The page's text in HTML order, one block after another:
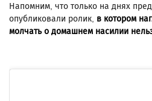
Напомним, что только на днях
опубликовали ролик, в котором
молчать о домашнем насилии